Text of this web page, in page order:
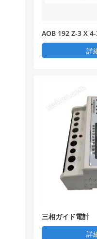
AOB 192 Z-3 X
圧三相電流組み
詳
三相ガイド電計
詳